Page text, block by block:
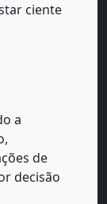
ciente
a
de
decisão